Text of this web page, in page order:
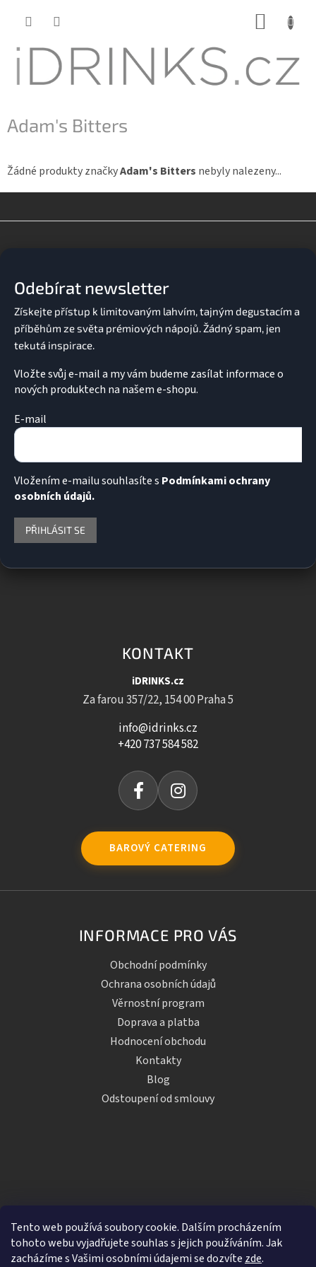
Tento web používá soubory cookie. Dalším procházením
tohoto webu vyjadřujete souhlas s jejich používáním. Jak
zacházíme s Vašimi osobními údajemi se dozvíte zde.
Adam's Bitters
Žádné produkty značkyAdam's Bitters nebyly nalezeny...
Odebírat newsletter
Vložte svůj e-mail a my vám budeme zasílat informace o
nových produktech na našem e-shopu.
E-mail
Vložením e-mailu souhlasíte s Podmínkami ochrany
osobních údajů.
PŘIHLÁSIT SE
KONTAKT
iDRINKS.cz
Za farou 357/22, 154 00 Praha 5
info@idrinks.cz
+420 737 584 582
BAROVÝ CATERING
INFORMACE PRO VÁS
Obchodní podmínky
Ochrana osobních údajů
Věrnostní program
Doprava a platba
Hodnocení obchodu
Kontakty
Blog
Odstoupení od smlouvy
Vytvořil Shoptet